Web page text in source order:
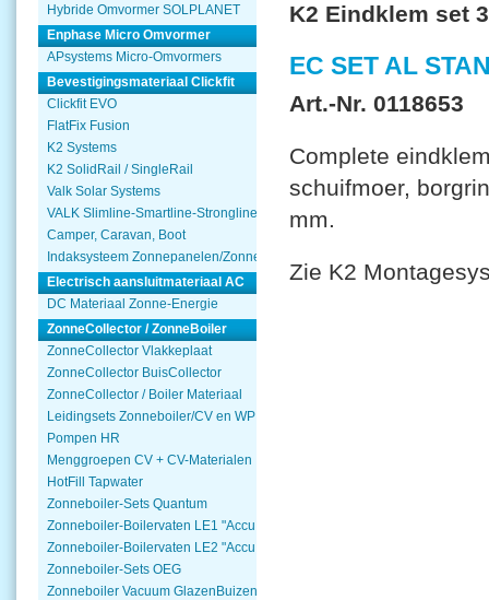
Hybride Omvormer SOLPLANET
Enphase Micro Omvormer
APsystems Micro-Omvormers
Bevestigingsmateriaal Clickfit
Clickfit EVO
FlatFix Fusion
K2 Systems
K2 SolidRail / SingleRail
Valk Solar Systems
VALK Slimline-Smartline-Strongline
Camper, Caravan, Boot
Indaksysteem Zonnepanelen/Zonnecollector
Electrisch aansluitmateriaal AC
DC Materiaal Zonne-Energie
ZonneCollector / ZonneBoiler
ZonneCollector Vlakkeplaat
ZonneCollector BuisCollector
ZonneCollector / Boiler Materiaal
Leidingsets Zonneboiler/CV en WP
Pompen HR
Menggroepen CV + CV-Materialen
HotFill Tapwater
Zonneboiler-Sets Quantum
Zonneboiler-Boilervaten LE1 "Accu Woning Watmte"
Zonneboiler-Boilervaten LE2 "Accu Woning Watmte"
Zonneboiler-Sets OEG
Zonneboiler Vacuum GlazenBuizen
K2 Eindklem set
EC SET AL
Art.-Nr. 0118653
Complete
schuifmoer,
mm.
Zie K2